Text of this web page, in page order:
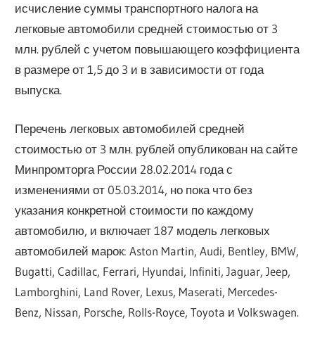
исчисление суммы транспортного налога на
легковые автомобили средней стоимостью от 3
млн. рублей с учетом повышающего коэффициента
в размере от 1,5 до 3 и в зависимости от года
выпуска.
Перечень легковых автомобилей средней
стоимостью от 3 млн. рублей опубликован на сайте
Минпромторга России 28.02.2014 года с
изменениями от 05.03.2014, но пока что без
указания конкретной стоимости по каждому
автомобилю, и включает 187 модель легковых
автомобилей марок: Aston Martin, Audi, Bentley, BMW,
Bugatti, Cadillac, Ferrari, Hyundai, Infiniti, Jaguar, Jeep,
Lamborghini, Land Rover, Lexus, Maserati, Mercedes-
Benz, Nissan, Porsche, Rolls-Royce, Toyota и Volkswagen.